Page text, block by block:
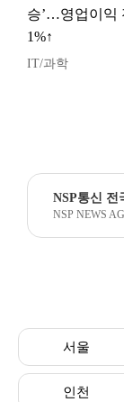
승’…영업이익
1%↑
IT/과학
NSP통신 전
NSP NEWS
서울
인천